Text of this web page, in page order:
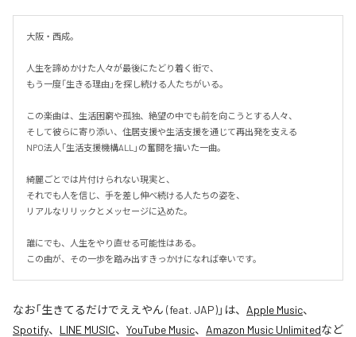
大阪・西成。
人生を諦めかけた人々が最後にたどり着く街で、
もう一度「生きる理由」を探し続ける人たちがいる。
この楽曲は、生活困窮や孤独、絶望の中でも前を向こうとする人々、
そして彼らに寄り添い、住居支援や生活支援を通じて再出発を支える
NPO法人「生活支援機構ALL」の奮闘を描いた一曲。
綺麗ごとでは片付けられない現実と、
それでも人を信じ、手を差し伸べ続ける人たちの姿を、
リアルなリリックとメッセージに込めた。
誰にでも、人生をやり直せる可能性はある。
この曲が、その一歩を踏み出すきっかけになれば幸いです。
なお「生きてるだけでええやん (feat. JAP)」は、 Apple Music、
Spotify、 LINE MUSIC、 YouTube Music、 Amazon Music Unlimitedなど